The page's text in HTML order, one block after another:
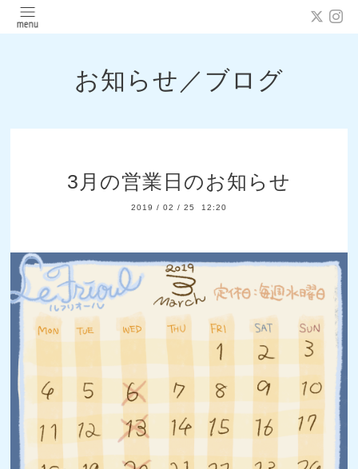
お知らせ／ブログ
3月の営業日のお知らせ
2019 / 02 / 25 12:20